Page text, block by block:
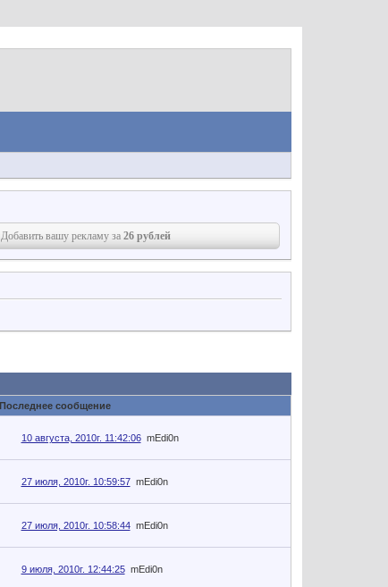
Добавить вашу рекламу за26 рублей
Последнее сообщение
10 августа, 2010г. 11:42:06 mEdi0n
27 июля, 2010г. 10:59:57 mEdi0n
27 июля, 2010г. 10:58:44 mEdi0n
9 июля, 2010г. 12:44:25 mEdi0n